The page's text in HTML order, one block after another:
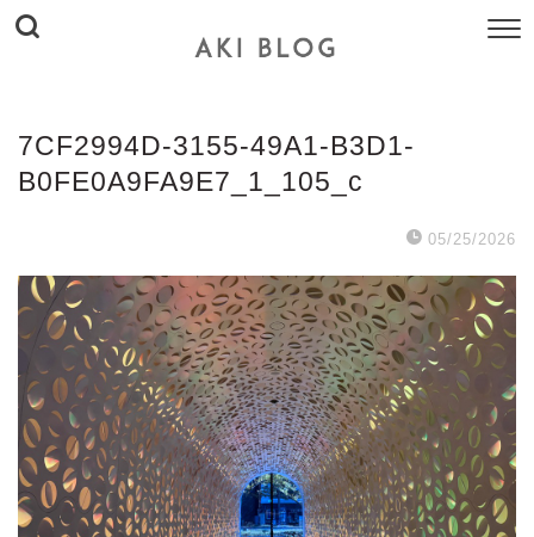
7CF2994D-3155-49A1-B3D1-
B0FE0A9FA9E7_1_105_c
05/25/2026